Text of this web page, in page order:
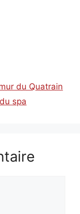
du Quatrain
spa